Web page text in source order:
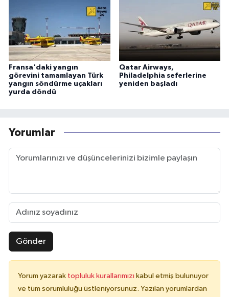
Fransa'daki yangın
görevini tamamlayan Türk
yangın söndürme uçakları
yurda döndü
Qatar Airways,
Philadelphia seferlerine
yeniden başladı
Yorumlar
Gönder
Yorum yazarak topluluk kurallarımızı kabul etmiş bulunuyor
ve tüm sorumluluğu üstleniyorsunuz. Yazılan yorumlardan